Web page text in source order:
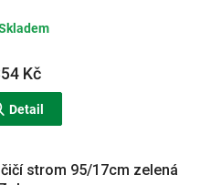
Kč
Detail
strom 95/17cm zelená